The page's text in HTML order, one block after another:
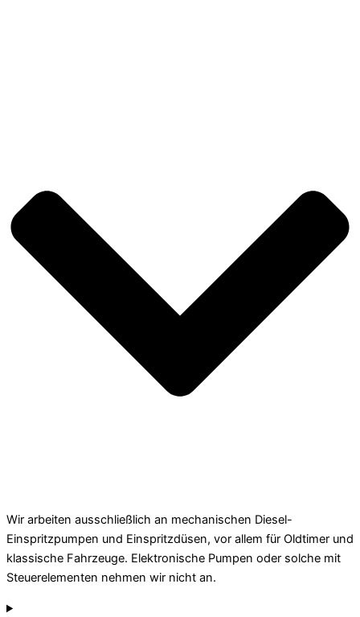
Wir arbeiten ausschließlich an mechanischen Diesel-
Einspritzpumpen und Einspritzdüsen, vor allem für Oldtimer und
klassische Fahrzeuge. Elektronische Pumpen oder solche mit
Steuerelementen nehmen wir nicht an.